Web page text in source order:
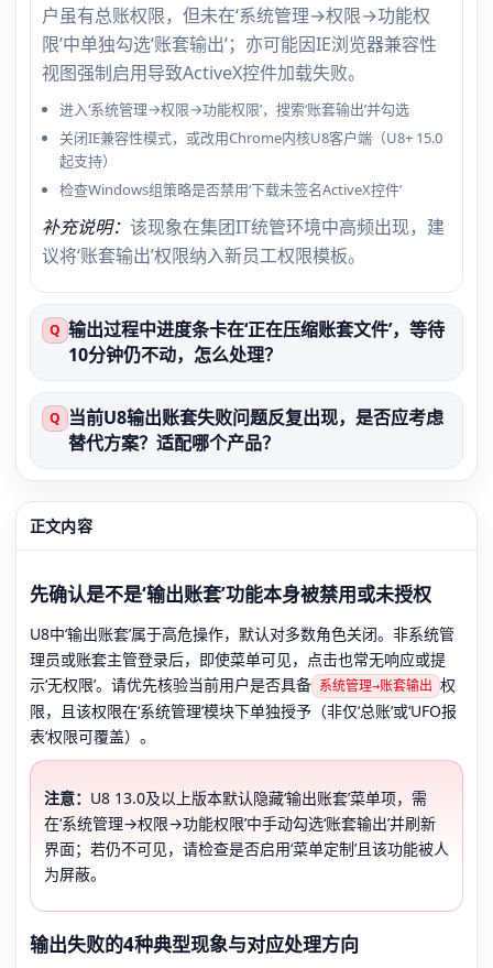
户虽有总账权限，但未在‘系统管理→权限→功能权
限’中单独勾选‘账套输出’；亦可能因IE浏览器兼容性
视图强制启用导致ActiveX控件加载失败。
进入‘系统管理→权限→功能权限’，搜索‘账套输出’并勾选
关闭IE兼容性模式，或改用Chrome内核U8客户端（U8+ 15.0
起支持）
检查Windows组策略是否禁用‘下载未签名ActiveX控件’
补充说明： 该现象在集团IT统管环境中高频出现，建
议将‘账套输出’权限纳入新员工权限模板。
Q 输出过程中进度条卡在‘正在压缩账套文件’，等待
10分钟仍不动，怎么处理？
Q 当前U8输出账套失败问题反复出现，是否应考虑
替代方案？适配哪个产品？
正文内容
先确认是不是‘输出账套’功能本身被禁用或未授权
U8中‘输出账套’属于高危操作，默认对多数角色关闭。非系统管
理员或账套主管登录后，即使菜单可见，点击也常无响应或提
示‘无权限’。请优先核验当前用户是否具备 系统管理→账套输出 权
限，且该权限在‘系统管理’模块下单独授予（非仅‘总账’或‘UFO报
表’权限可覆盖）。
注意： U8 13.0及以上版本默认隐藏‘输出账套’菜单项，需
在‘系统管理→权限→功能权限’中手动勾选‘账套输出’并刷新
界面；若仍不可见，请检查是否启用‘菜单定制’且该功能被人
为屏蔽。
输出失败的4种典型现象与对应处理方向